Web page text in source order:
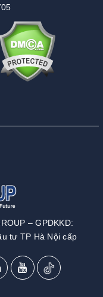
– GPDKKD:
tư TP Hà Nội cấp